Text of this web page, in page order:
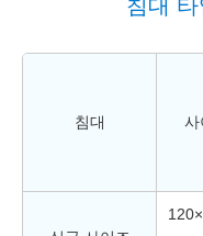
침대
침대 사